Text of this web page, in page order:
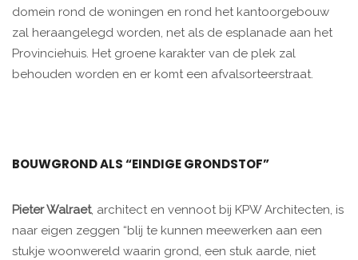
domein rond de woningen en rond het kantoorgebouw
zal heraangelegd worden, net als de esplanade aan het
Provinciehuis. Het groene karakter van de plek zal
behouden worden en er komt een afvalsorteerstraat.
BOUWGROND ALS “EINDIGE GRONDSTOF”
Pieter Walraet, architect en vennoot bij KPW Architecten, is
naar eigen zeggen “blij te kunnen meewerken aan een
stukje woonwereld waarin grond, een stuk aarde, niet